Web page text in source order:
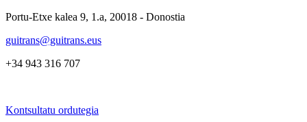
Portu-Etxe kalea 9, 1.a, 20018 - Donostia
guitrans@guitrans.eus
+34 943 316 707
Kontsultatu ordutegia